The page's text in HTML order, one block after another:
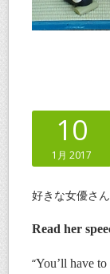
10
1月 2017
好きな女優さん
Read her
“You’ll have